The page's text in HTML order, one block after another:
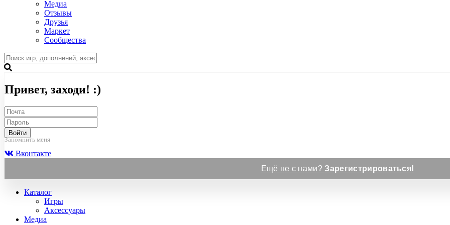
Медиа
Отзывы
Друзья
Маркет
Сообщества
Привет, заходи! :)
Войти
Запомнить меня
Вконтакте
Ещё не с нами?Зарегистрироваться!
Каталог
Игры
Аксессуары
Медиа